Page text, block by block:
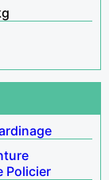
Policier